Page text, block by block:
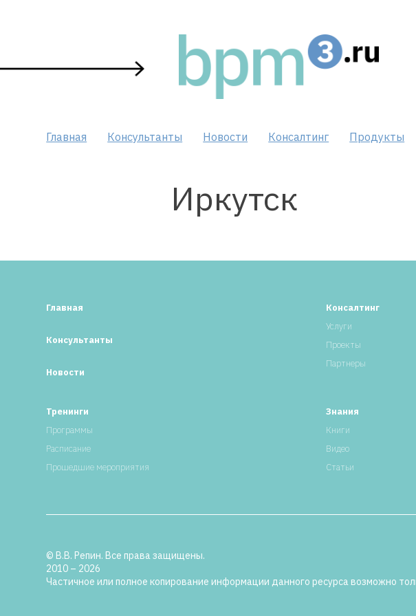
content
Главная Консультанты Новости Консалтинг Продукты
Иркутск
Главная
Консультанты
Новости
Консалтинг
Услуги
Проекты
Партнеры
Тренинги
Программы
Расписание
Прошедшие мероприятия
Знания
Книги
Видео
Статьи
© В.В. Репин. Все права защищены.
2010 – 2026
Частичное или полное копирование информации данного ресурса возможно